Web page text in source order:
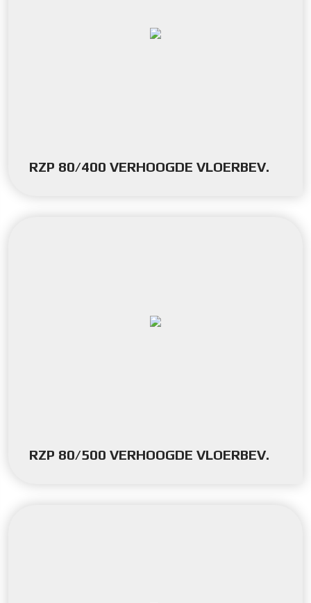
RZP 80/400 VERHOOGDE VLOERBEV.
RZP 80/500 VERHOOGDE VLOERBEV.